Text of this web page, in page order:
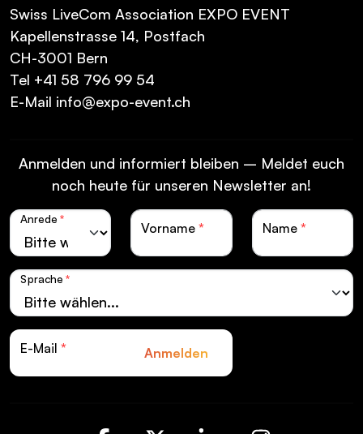
Swiss LiveCom Association EXPO EVENT
Kapellenstrasse 14, Postfach
CH-3001 Bern
Tel +41 58 796 99 54
E-Mail info@expo-event.ch
Anmelden und informiert bleiben – Meldet euch
noch heute für unseren Newsletter an!
Anrede *
Vorname * Name *
Sprache *
E-Mail * Anmelden